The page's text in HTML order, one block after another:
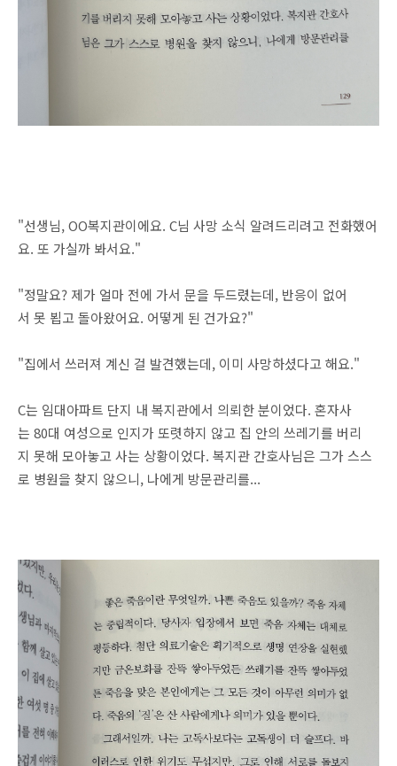
"선생님, OO복지관이에요. C님 사망 소식 알려드리려고 전화했어
요. 또 가실까 봐서요."
"정말요? 제가 얼마 전에 가서 문을 두드렸는데, 반응이 없어
서 못 뵙고 돌아왔어요. 어떻게 된 건가요?"
"집에서 쓰러져 계신 걸 발견했는데, 이미 사망하셨다고 해요."
C는 임대아파트 단지 내 복지관에서 의뢰한 분이었다. 혼자사
는 80대 여성으로 인지가 또렷하지 않고 집 안의 쓰레기를 버리
지 못해 모아놓고 사는 상황이었다. 복지관 간호사님은 그가 스스
로 병원을 찾지 않으니, 나에게 방문관리를...